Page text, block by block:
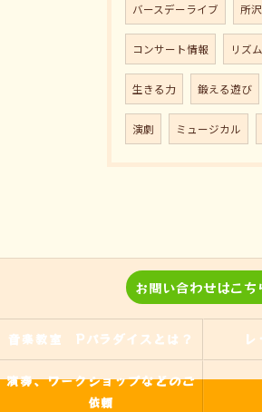
バースデーライブ 所沢
コンサート情報 リズ
生きる力 鍛える遊び
演劇 ミュージカル
お問い合わせはこち
音楽教室 Pパラダイスとは？
演奏、ワークショップなどのご
依頼